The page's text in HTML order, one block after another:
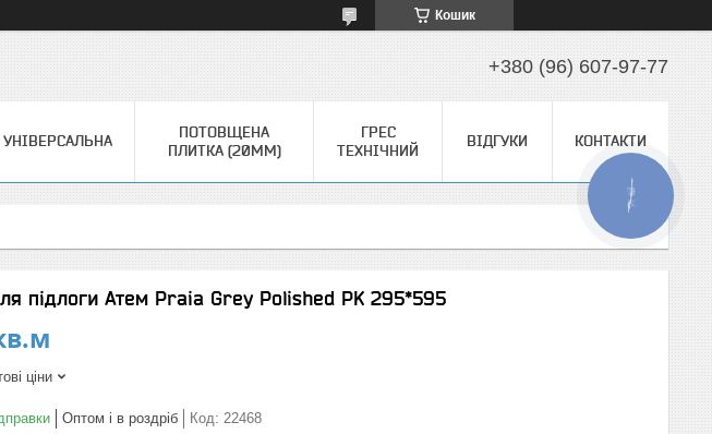
Кошик
+380 (96) 607-97-77
УНІВЕРСАЛЬНА
ПОТОВЩЕНА
ПЛИТКА (20ММ)
ГРЕС
ТЕХНІЧНИЙ
ВІДГУКИ КОНТАКТИ
підлоги Атем Praia Grey Polished PK 295*595
ціни
Оптом і в роздріб Код: 22468
КНОПКА
ЗВ'ЯЗКУ